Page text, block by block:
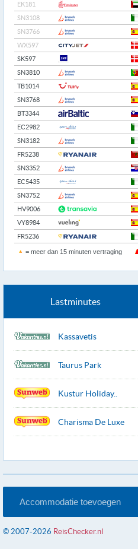
EK181
SN3108
SN3766
WX597
SK597
SN3810
TB1014
SN3768
BT3344
EC2982
SN3182
FR5238
SN3352
EC5435
SN3752
HV9006
VY8984
FR5236
= meer dan 15 minuten vertraging
Lastminutes
Kassavetis
Taurus Park
Kustur Holiday..
Charisma De Luxe
Accommodatie toevoegen
© 2007-2026 ReisChecker.nl